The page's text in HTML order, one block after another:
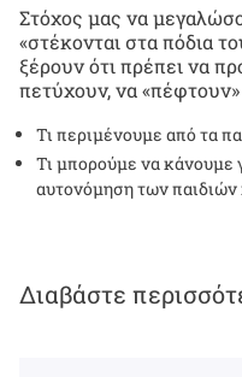
Στόχος μας να
«στέκονται στα πόδια
ξέρουν ότι πρέπει να
πετύχουν, να
Τι περιμένουμε από τα
Τι μπορούμε να κάνουμε
αυτονόμηση των
Διαβάστε